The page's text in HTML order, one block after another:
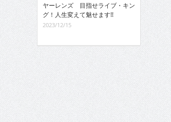
ヤーレンズ 目指せライブ・キン
グ！人生変えて魅せます!!
2023/12/15